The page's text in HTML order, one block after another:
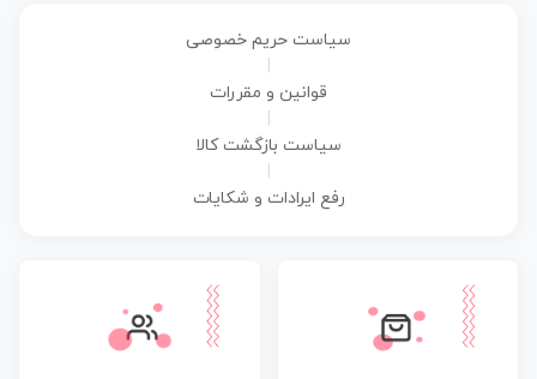
سیاست حریم خصوصی
قوانین و مقررات
سیاست بازگشت کالا
رفع ایرادات و شکایات